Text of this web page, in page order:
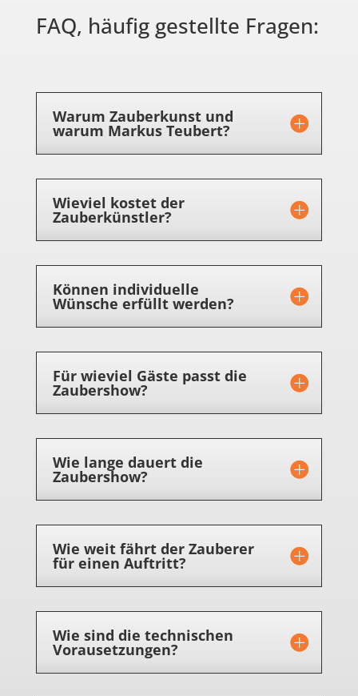
FAQ, häufig gestellte Fragen:
Warum Zauberkunst und
warum Markus Teubert?
Wieviel kostet der
Zauberkünstler?
Können individuelle
Wünsche erfüllt werden?
Für wieviel Gäste passt die
Zaubershow?
Wie lange dauert die
Zaubershow?
Wie weit fährt der Zauberer
für einen Auftritt?
Wie sind die technischen
Vorausetzungen?